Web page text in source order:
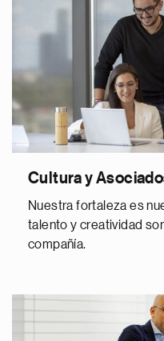
Cultura y
Nuestra fortaleza es
talento y creatividad
compañía.